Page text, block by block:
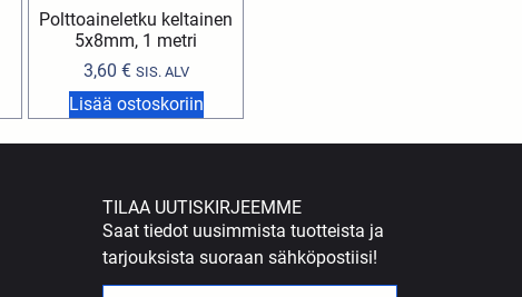
Polttoaineletku keltainen
5x8mm, 1 metri
3,60 € SIS. ALV
Lisää ostoskoriin
TILAA UUTISKIRJEEMME
Saat tiedot uusimmista tuotteista ja
tarjouksista suoraan sähköpostiisi!